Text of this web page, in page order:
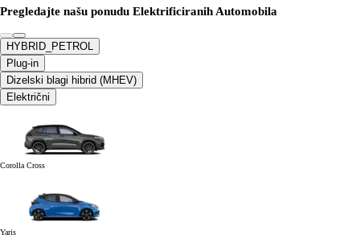
Pregledajte našu ponudu Elektrificiranih Automobila
HYBRID_PETROL
Plug-in
Dizelski blagi hibrid (MHEV)
Električni
Corolla Cross
Yaris